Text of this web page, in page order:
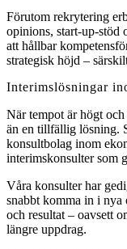
Förutom rekrytering
opinions, start-up-
att hållbar
strategisk höjd –
Interimslösningar
När tempot är högt
än en tillfällig lösning.
konsultbolag inom
interimskonsulter som
Våra konsulter har
snabbt komma in i nya
och resultat – oavsett
längre uppdrag.